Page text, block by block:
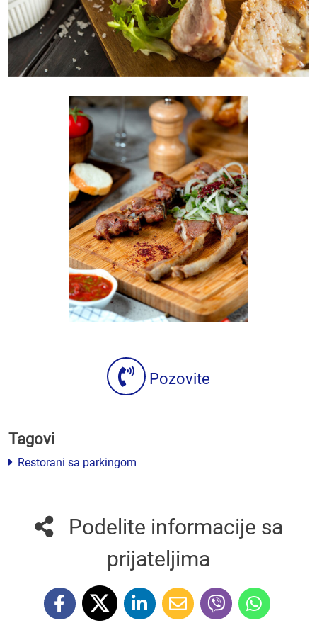
Pozovite
Tagovi
Restorani sa parkingom
Podelite informacije sa
prijateljima